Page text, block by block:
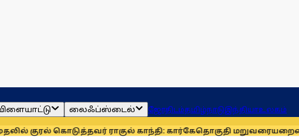
லைஃப்ஸ்டைல் ஜோதிடம்தமிழ்நாடுஇந்தியாஉலகம்
கொடுத்தவர் ராகுல் காந்தி: கார்கேதொகுதி மறுவரையறையை